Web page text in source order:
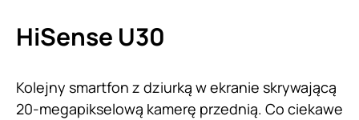
HiSense U30
Kolejny smartfon z dziurką w ekranie skrywającą
20-megapikselową kamerę przednią. Co ciekawe